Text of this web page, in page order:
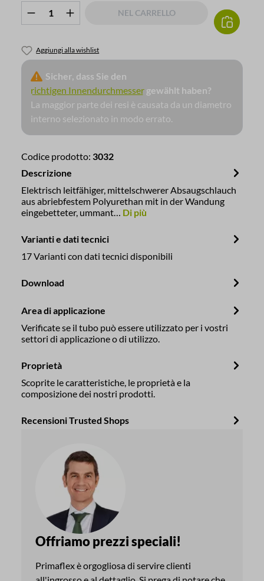
Quantità del prodotto: inserisci la
NEL CARRELLO
Aggiungi alla wishlist
Sicher, dass Sie den
richtigen Innendurchmesser gewählt haben?
La maggior parte dei resi è causata da un diametro
interno selezionato in modo errato.
Codice prodotto: 3032
Descrizione
Elektrisch leitfähiger, mittelschwerer Absaugschlauch
aus abriebfestem Polyurethan mit in der Wandung
eingebetteter, ummant… Di più
Varianti e dati tecnici
17 Varianti con dati tecnici disponibili
Download
Area di applicazione
Verificate se il tubo può essere utilizzato per i vostri
settori di applicazione o di utilizzo.
Proprietà
Scoprite le caratteristiche, le proprietà e la
composizione dei nostri prodotti.
Recensioni Trusted Shops
Offriamo prezzi speciali!
Primaflex è orgogliosa di servire clienti